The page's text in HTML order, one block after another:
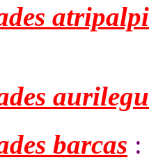
barcas :